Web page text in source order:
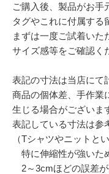
ご購入後、製品がお手
タグやこれに付属する
まずは一度ご試着いた
サイズ感等をご確認く
表記の寸法は当店にて
商品の個体差、手作業
生じる場合がございま
表記している寸法は参
（Tシャツやニットと
特に伸縮性が強いた
2～3cmほどの誤差が